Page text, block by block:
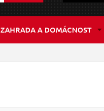
ZAHRADA A DOMÁCNOST